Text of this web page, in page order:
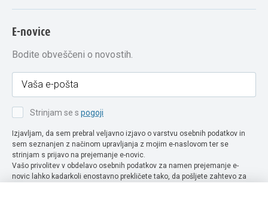
E-novice
Bodite obveščeni o novostih.
Strinjam se s pogoji
Izjavljam, da sem prebral veljavno izjavo o varstvu osebnih podatkov in
sem seznanjen z načinom upravljanja z mojim e-naslovom ter se
strinjam s prijavo na prejemanje e-novic.
Vašo privolitev v obdelavo osebnih podatkov za namen prejemanje e-
novic lahko kadarkoli enostavno prekličete tako, da pošljete zahtevo za